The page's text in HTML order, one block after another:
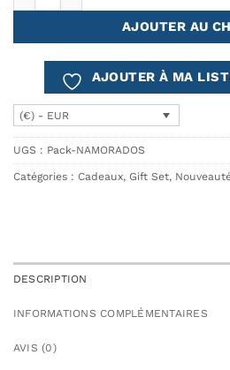
AJOUTER AU
AJOUTER À MA
(€) - EUR
UGS : Pack-NAMORADOS
Catégories : Cadeaux, Gift Set,
DESCRIPTION
INFORMATIONS COMPLÉMENTAIRES
AVIS (0)